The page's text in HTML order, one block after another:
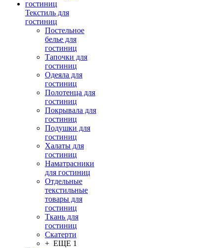
Текстиль для
гостиниц
Постельное
белье для
гостиниц
Тапочки для
гостиниц
Одеяла для
гостиниц
Полотенца для
гостиниц
Покрывала для
гостиниц
Подушки для
гостиниц
Халаты для
гостиниц
Наматрасники
для гостиниц
Отдельные
текстильные
товары для
гостиниц
Ткань для
гостиниц
Скатерти
+ ЕЩЕ 1